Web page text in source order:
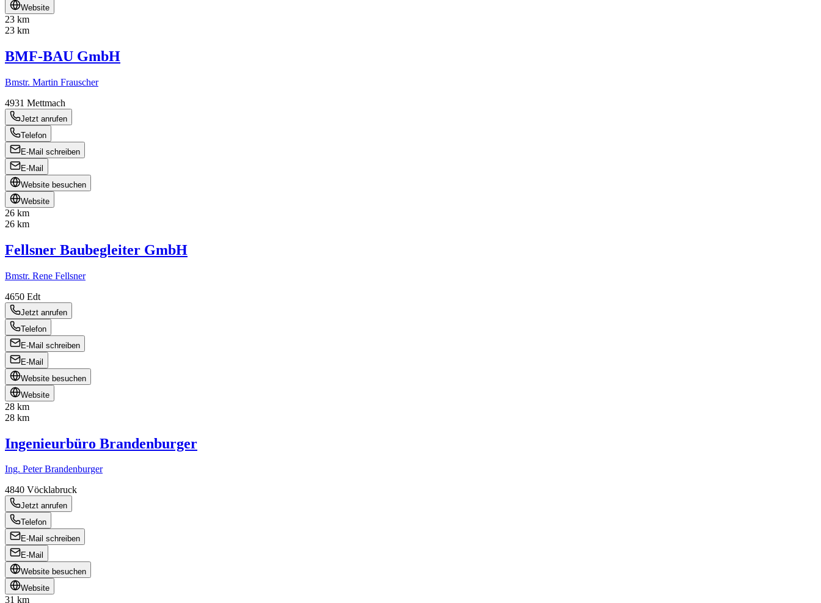
Website
23 km
23 km
BMF-BAU GmbH
Bmstr. Martin Frauscher
4931 Mettmach
Jetzt anrufen
Telefon
E-Mail schreiben
E-Mail
Website besuchen
Website
26 km
26 km
Fellsner Baubegleiter GmbH
Bmstr. Rene Fellsner
4650 Edt
Jetzt anrufen
Telefon
E-Mail schreiben
E-Mail
Website besuchen
Website
28 km
28 km
Ingenieurbüro Brandenburger
Ing. Peter Brandenburger
4840 Vöcklabruck
Jetzt anrufen
Telefon
E-Mail schreiben
E-Mail
Website besuchen
Website
31 km